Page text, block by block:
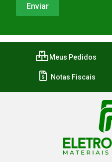
Meus Pedidos
Notas Fiscais